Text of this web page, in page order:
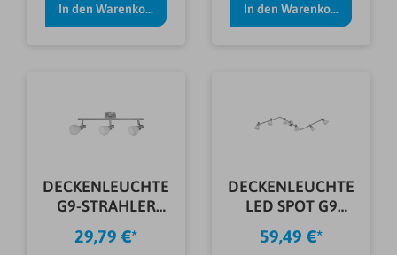
In den Warenkorb In den Warenkorb
DECKENLEUCHTE
G9-STRAHLER
3X1,9W
29,79 €*
DECKENLEUCHTE
LED SPOT G9
6X1,9W
59,49 €*